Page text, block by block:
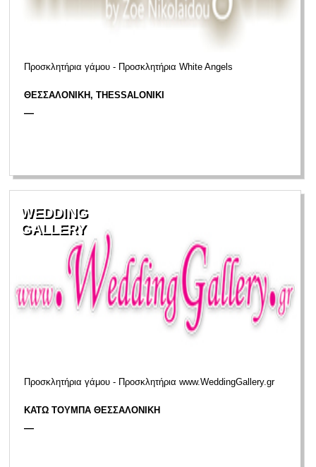
Προσκλητήρια γάμου - Προσκλητήρια White Angels
ΘΕΣΣΑΛΟΝΙΚΗ, THESSALONIKI
—
WEDDING
GALLERY
Προσκλητήρια γάμου - Προσκλητήρια www.WeddingGallery.gr
ΚΑΤΩ ΤΟΥΜΠΑ ΘΕΣΣΑΛΟΝΙΚΗ
—